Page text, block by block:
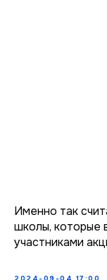
Именно так
школы, которые
участниками